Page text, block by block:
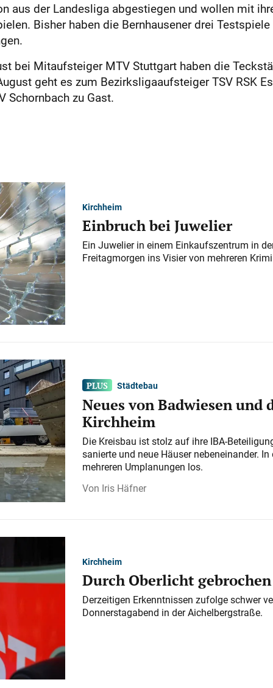
aus der Landesliga abgestiegen und wollen mit
Bisher haben die Bernhausener drei
bei Mitaufsteiger MTV Stuttgart haben die
geht es zum Bezirksligaaufsteiger TSV RSK
Schornbach zu Gast.
Kirchheim
Einbruch bei Juwelier
Ein Juwelier in einem Einkaufszentrum in
Freitagmorgen ins Visier von mehreren
Städtebau
Neues von Badwiesen und
Kirchheim
Die Kreisbau ist stolz auf ihre IBA-
sanierte und neue Häuser nebeneinander.
mehreren Umplanungen los.
Iris Häfner
Kirchheim
Durch Oberlicht gebrochen
Derzeitigen Erkenntnissen zufolge schwer
Donnerstagabend in der Aichelbergstraße.